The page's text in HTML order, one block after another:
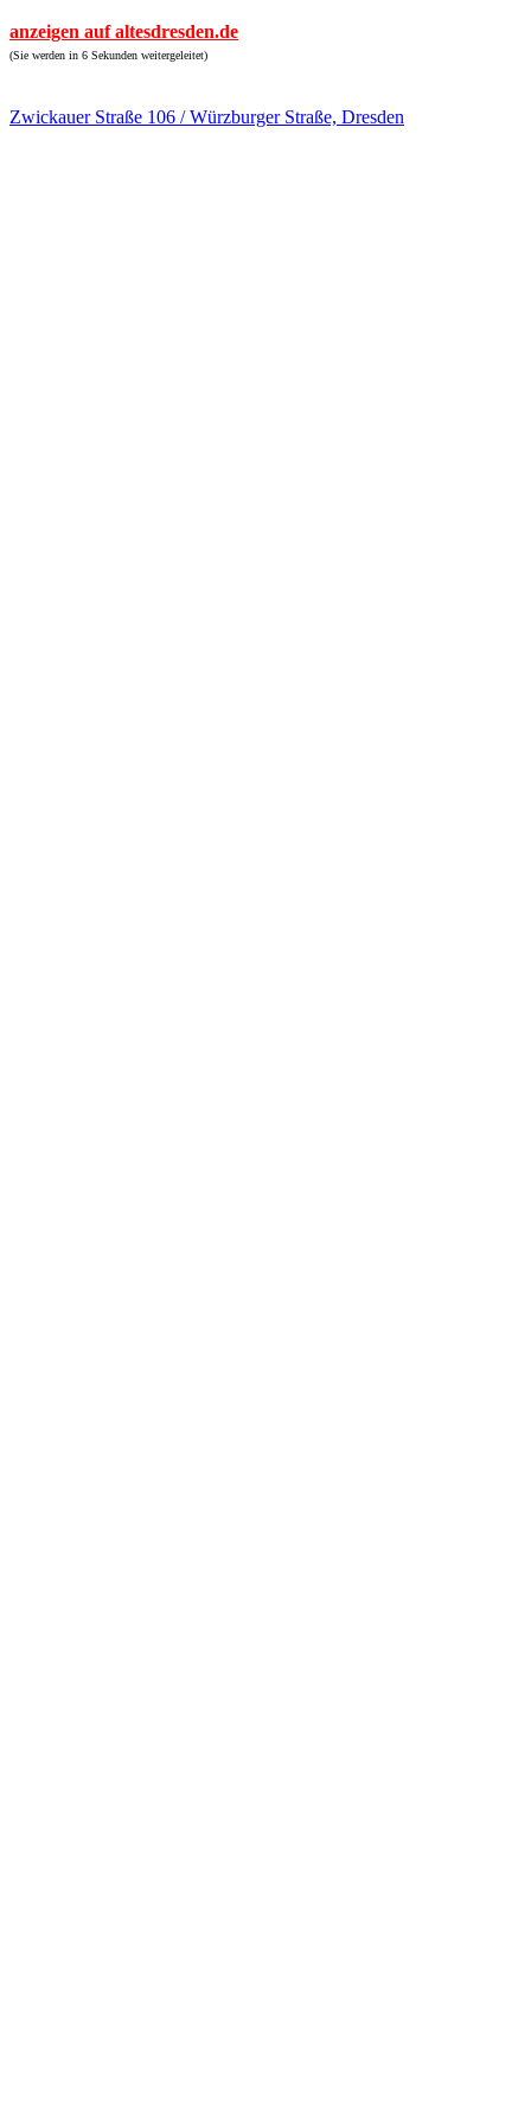
anzeigen auf altesdresden.de
(Sie werden in 6 Sekunden weitergeleitet)
Zwickauer Straße 106 / Würzburger Straße, Dresden